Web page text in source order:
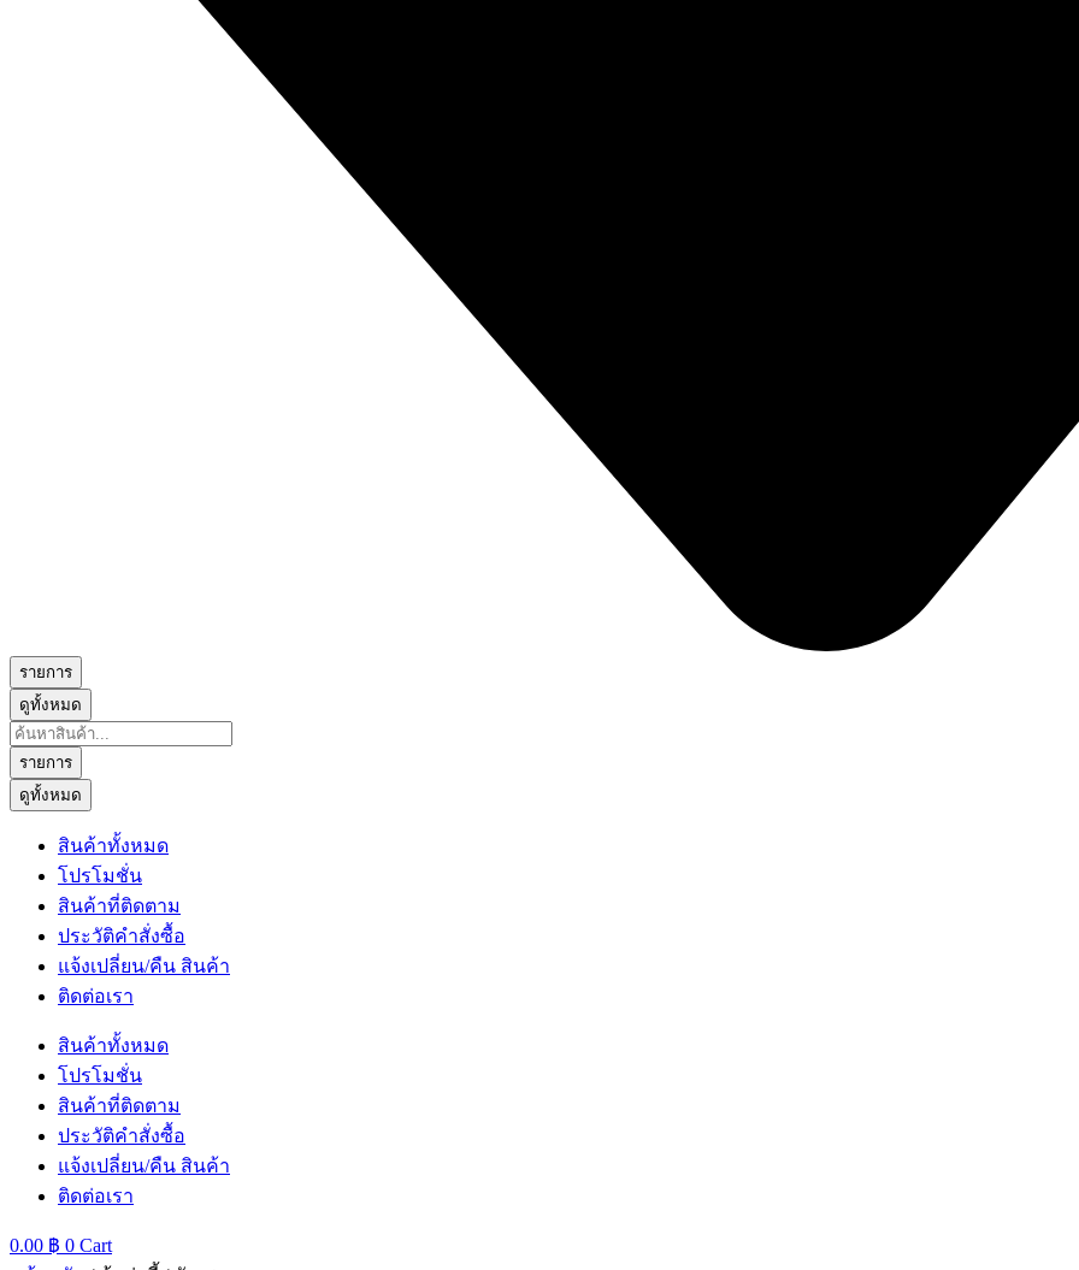
รายการ
ดูทั้งหมด
Search
...
รายการ
ดูทั้งหมด
สินค้าทั้งหมด
โปรโมชั่น
สินค้าที่ติดตาม
ประวัติคำสั่งซื้อ
แจ้งเปลี่ยน/คืน สินค้า
ติดต่อเรา
สินค้าทั้งหมด
โปรโมชั่น
สินค้าที่ติดตาม
ประวัติคำสั่งซื้อ
แจ้งเปลี่ยน/คืน สินค้า
ติดต่อเรา
0.00 ฿ 0 Cart